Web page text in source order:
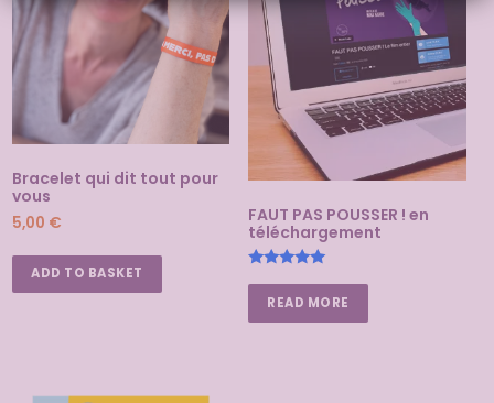
Bracelet qui dit tout pour
vous
5,00 €
ADD TO BASKET
FAUT PAS POUSSER ! en
téléchargement
out of 5
READ MORE